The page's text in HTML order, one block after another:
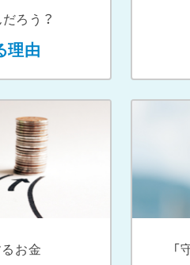
ろう？
理由
お金 「